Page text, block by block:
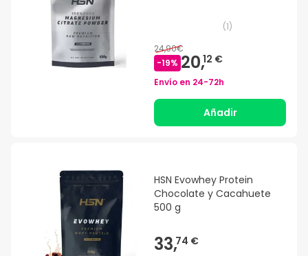
(1)
24,90€
-19% 20,12 €
Envío en 24-72h
Añadir
HSN Evowhey Protein
Chocolate y Cacahuete
500 g
33,74 €